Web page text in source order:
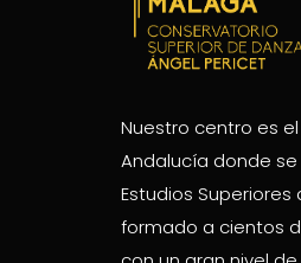
Nuestro centro es
Andalucía donde se
Estudios Superiores
formado a cientos